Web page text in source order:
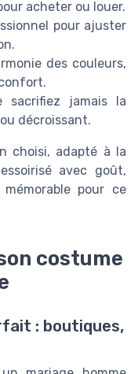
acheter ou louer.
pour ajuster
des couleurs,
sacrifiez jamais la
décroissant.
choisi, adapté à la
avec goût,
pour ce
costume
: boutiques,